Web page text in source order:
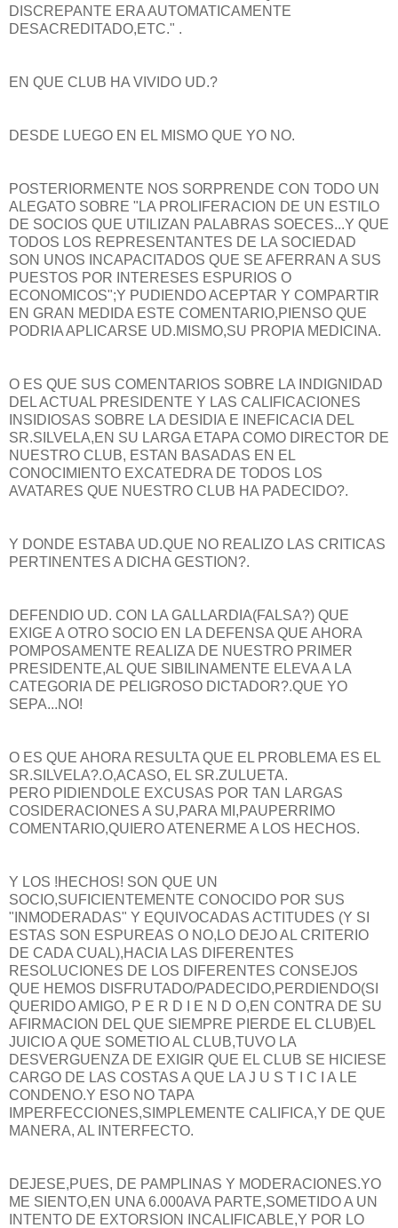
DISCREPANTE ERA AUTOMATICAMENTE
DESACREDITADO,ETC." .
EN QUE CLUB HA VIVIDO UD.?
DESDE LUEGO EN EL MISMO QUE YO NO.
POSTERIORMENTE NOS SORPRENDE CON TODO UN
ALEGATO SOBRE "LA PROLIFERACION DE UN ESTILO
DE SOCIOS QUE UTILIZAN PALABRAS SOECES...Y QUE
TODOS LOS REPRESENTANTES DE LA SOCIEDAD
SON UNOS INCAPACITADOS QUE SE AFERRAN A SUS
PUESTOS POR INTERESES ESPURIOS O
ECONOMICOS";Y PUDIENDO ACEPTAR Y COMPARTIR
EN GRAN MEDIDA ESTE COMENTARIO,PIENSO QUE
PODRIA APLICARSE UD.MISMO,SU PROPIA MEDICINA.
O ES QUE SUS COMENTARIOS SOBRE LA INDIGNIDAD
DEL ACTUAL PRESIDENTE Y LAS CALIFICACIONES
INSIDIOSAS SOBRE LA DESIDIA E INEFICACIA DEL
SR.SILVELA,EN SU LARGA ETAPA COMO DIRECTOR DE
NUESTRO CLUB, ESTAN BASADAS EN EL
CONOCIMIENTO EXCATEDRA DE TODOS LOS
AVATARES QUE NUESTRO CLUB HA PADECIDO?.
Y DONDE ESTABA UD.QUE NO REALIZO LAS CRITICAS
PERTINENTES A DICHA GESTION?.
DEFENDIO UD. CON LA GALLARDIA(FALSA?) QUE
EXIGE A OTRO SOCIO EN LA DEFENSA QUE AHORA
POMPOSAMENTE REALIZA DE NUESTRO PRIMER
PRESIDENTE,AL QUE SIBILINAMENTE ELEVA A LA
CATEGORIA DE PELIGROSO DICTADOR?.QUE YO
SEPA...NO!
O ES QUE AHORA RESULTA QUE EL PROBLEMA ES EL
SR.SILVELA?.O,ACASO, EL SR.ZULUETA.
PERO PIDIENDOLE EXCUSAS POR TAN LARGAS
COSIDERACIONES A SU,PARA MI,PAUPERRIMO
COMENTARIO,QUIERO ATENERME A LOS HECHOS.
Y LOS !HECHOS! SON QUE UN
SOCIO,SUFICIENTEMENTE CONOCIDO POR SUS
"INMODERADAS" Y EQUIVOCADAS ACTITUDES (Y SI
ESTAS SON ESPUREAS O NO,LO DEJO AL CRITERIO
DE CADA CUAL),HACIA LAS DIFERENTES
RESOLUCIONES DE LOS DIFERENTES CONSEJOS
QUE HEMOS DISFRUTADO/PADECIDO,PERDIENDO(SI
QUERIDO AMIGO, P E R D I E N D O,EN CONTRA DE SU
AFIRMACION DEL QUE SIEMPRE PIERDE EL CLUB)EL
JUICIO A QUE SOMETIO AL CLUB,TUVO LA
DESVERGUENZA DE EXIGIR QUE EL CLUB SE HICIESE
CARGO DE LAS COSTAS A QUE LA J U S T I C I A LE
CONDENO.Y ESO NO TAPA
IMPERFECCIONES,SIMPLEMENTE CALIFICA,Y DE QUE
MANERA, AL INTERFECTO.
DEJESE,PUES, DE PAMPLINAS Y MODERACIONES.YO
ME SIENTO,EN UNA 6.000AVA PARTE,SOMETIDO A UN
INTENTO DE EXTORSION INCALIFICABLE,Y POR LO